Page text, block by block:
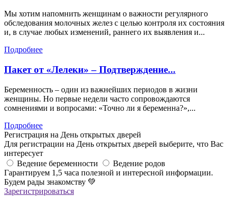
Мы хотим напомнить женщинам о важности регулярного
обследования молочных желез с целью контроля их состояния
и, в случае любых изменений, раннего их выявления и...
Подробнее
Пакет от «Лелеки» – Подтверждение...
Беременность – один из важнейших периодов в жизни
женщины. Но первые недели часто сопровождаются
сомнениями и вопросами: «Точно ли я беременна?»,...
Подробнее
Регистрация на День открытых дверей
Для регистрации на День открытых дверей выберите, что Вас
интересует
Ведение беременности
Ведение родов
Гарантируем 1,5 часа полезной и интересной информации.
Будем рады знакомству 💚
Зарегистрироваться